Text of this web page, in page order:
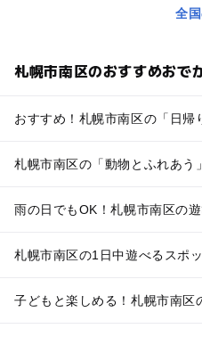
全
札幌市南区のおすすめおで
おすすめ！札幌市南区の「日帰
札幌市南区の「動物とふれあう
雨の日でもOK！札幌市南区の
札幌市南区の1日中遊べるスポ
子どもと楽しめる！札幌市南区